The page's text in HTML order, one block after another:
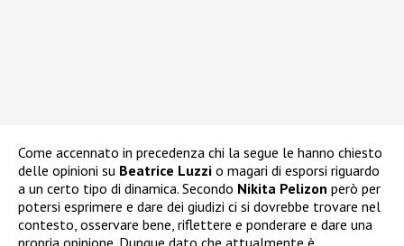
Come accennato in precedenza chi la segue le hanno chiesto
delle opinioni su Beatrice Luzzi o magari di esporsi riguardo
a un certo tipo di dinamica. Secondo Nikita Pelizon però per
potersi esprimere e dare dei giudizi ci si dovrebbe trovare nel
contesto, osservare bene, riflettere e ponderare e dare una
propria opinione. Dunque dato che attualmente è